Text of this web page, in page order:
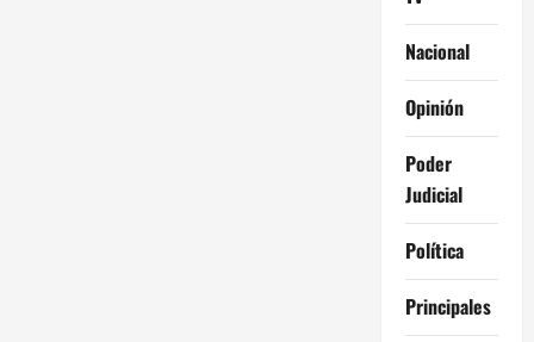
Nacional
Opinión
Poder
Judicial
Política
Principales